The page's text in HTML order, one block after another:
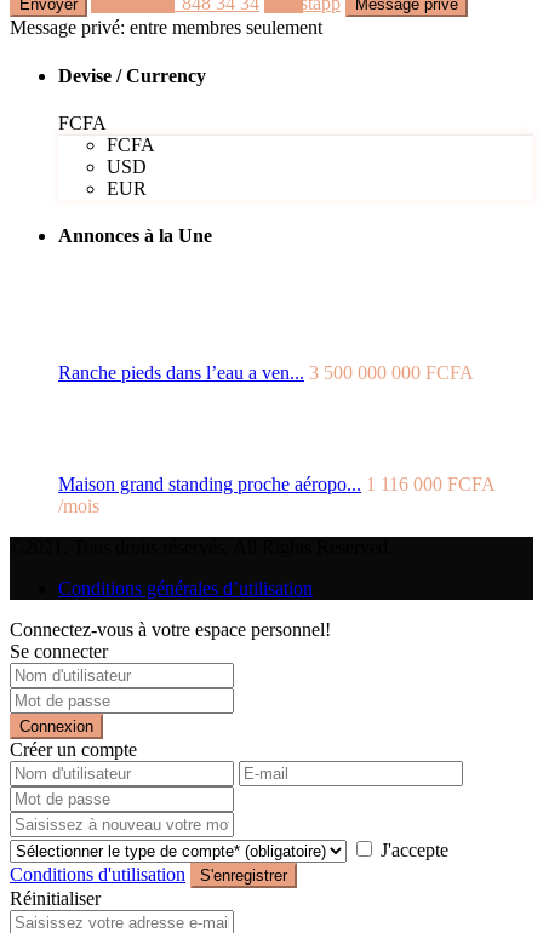
Message privé: entre membres seulement
Devise / Currency
FCFA
FCFA
USD
EUR
Annonces à la Une
Ranche pieds dans l’eau a ven... 3 500 000 000 FCFA
Maison grand standing proche aéropo... 1 116 000 FCFA
/mois
Conditions générales d’utilisation
Connectez-vous à votre espace personnel!
Se connecter
Connexion
Créer un compte
J'accepte
Conditions d'utilisation
S'enregistrer
Réinitialiser